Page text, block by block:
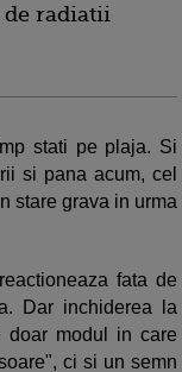
radiatii
stati pe plaja. Si
si pana acum, cel
stare grava in urma
fata de
Dar inchiderea la
doar modul in care
ci si un semn